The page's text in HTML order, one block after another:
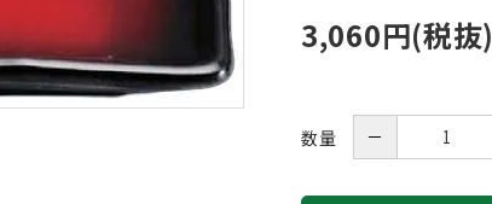
3,060円(税抜)
数量 －